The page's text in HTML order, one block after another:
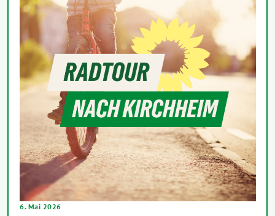
6. Mai 2026